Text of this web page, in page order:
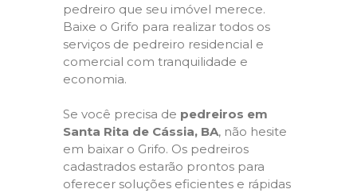
pedreiro que seu imóvel merece.
Baixe o Grifo para realizar todos os
serviços de pedreiro residencial e
comercial com tranquilidade e
economia.
Se você precisa de pedreiros em
Santa Rita de Cássia, BA, não hesite
em baixar o Grifo. Os pedreiros
cadastrados estarão prontos para
oferecer soluções eficientes e rápidas